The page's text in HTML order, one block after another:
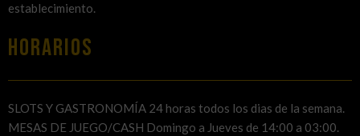
establecimiento.
HORARIOS
SLOTS Y GASTRONOMÍA 24 horas todos los dias de la semana.
MESAS DE JUEGO/CASH Domingo a Jueves de 14:00 a 03:00.